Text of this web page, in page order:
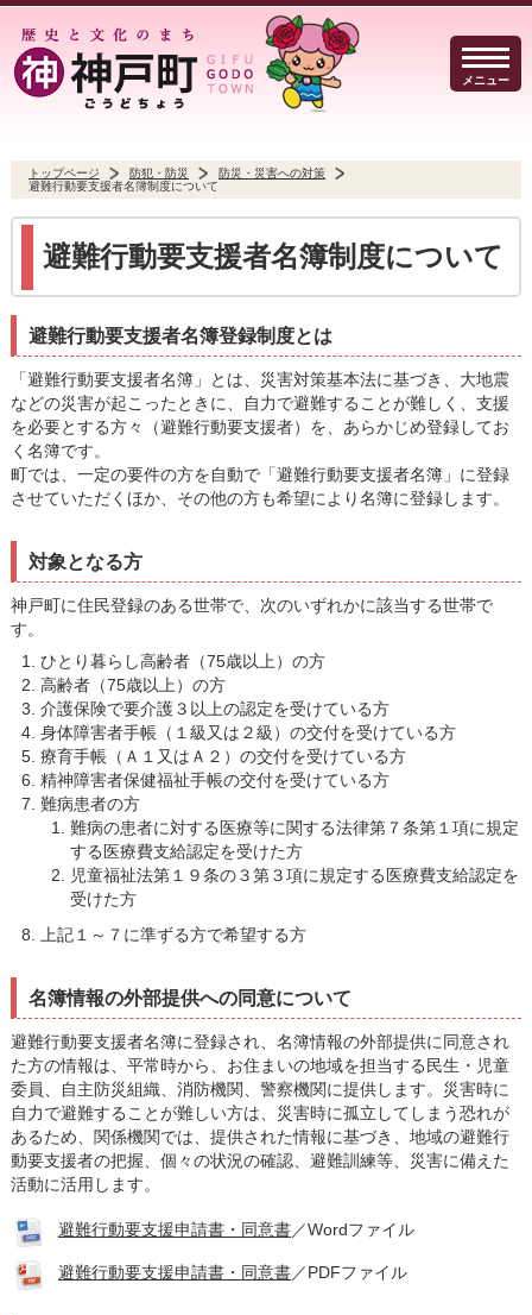
メニュー
事業者の方へ 行政 よくある質問
Select Language ▼
文字サイズ
0584-27-3111
トップページへ戻る
トップページ 防犯・防災
防災・災害への対策
避難行動要支援者名簿制度について
避難行動要支援者名簿制度について
避難行動要支援者名簿登録制度とは
「避難行動要支援者名簿」とは、災害対策基本法に基づき、大地震
などの災害が起こったときに、自力で避難することが難しく、支援
を必要とする方々（避難行動要支援者）を、あらかじめ登録してお
く名簿です。
町では、一定の要件の方を自動で「避難行動要支援者名簿」に登録
させていただくほか、その他の方も希望により名簿に登録します。
対象となる方
神戸町に住民登録のある世帯で、次のいずれかに該当する世帯で
す。
ひとり暮らし高齢者（75歳以上）の方
高齢者（75歳以上）の方
介護保険で要介護３以上の認定を受けている方
身体障害者手帳（１級又は２級）の交付を受けている方
療育手帳（Ａ１又はＡ２）の交付を受けている方
精神障害者保健福祉手帳の交付を受けている方
難病患者の方
難病の患者に対する医療等に関する法律第７条第１項に規定
する医療費支給認定を受けた方
児童福祉法第１９条の３第３項に規定する医療費支給認定を
受けた方
上記１～７に準ずる方で希望する方
名簿情報の外部提供への同意について
避難行動要支援者名簿に登録され、名簿情報の外部提供に同意され
た方の情報は、平常時から、お住まいの地域を担当する民生・児童
委員、自主防災組織、消防機関、警察機関に提供します。災害時に
自力で避難することが難しい方は、災害時に孤立してしまう恐れが
あるため、関係機関では、提供された情報に基づき、地域の避難行
動要支援者の把握、個々の状況の確認、避難訓練等、災害に備えた
活動に活用します。
避難行動要支援申請書・同意書／Wordファイル
避難行動要支援申請書・同意書／PDFファイル